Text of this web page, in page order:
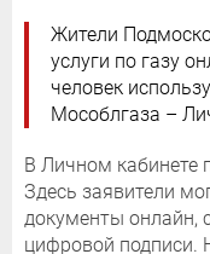
Жители
услуги по газу
человек
Мособлгаза –
В Личном кабинете
Здесь заявители
документы онлайн,
цифровой подписи.